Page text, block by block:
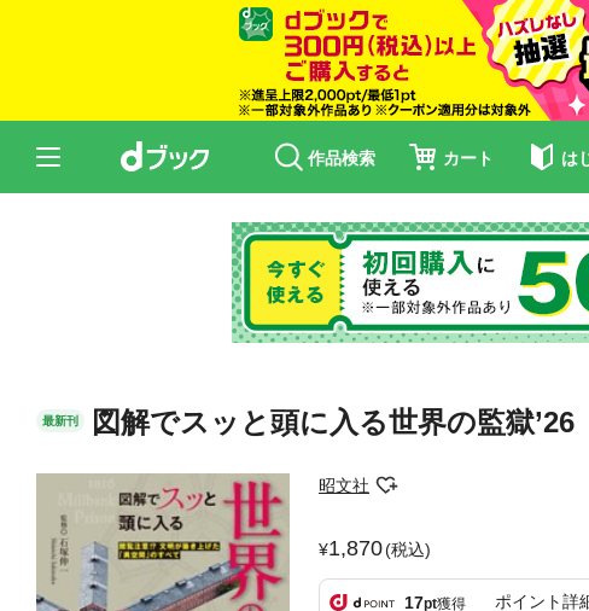
作品検索 カート は
最新刊 図解でスッと頭に入る世界の監獄’26
昭文社
1,870(税込)
17pt獲得 ポイント詳